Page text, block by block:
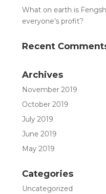
What on earth is
everyone’s profit?
Recent
Archives
November 2019
October 2019
July 2019
June 2019
May 2019
Categories
Uncategorized